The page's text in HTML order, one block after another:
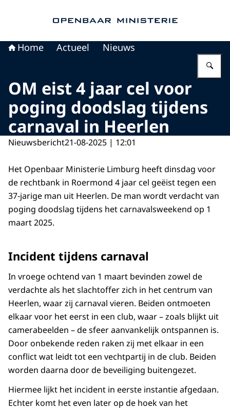
Home Actueel Nieuws
OM eist 4 jaar cel voor
poging doodslag tijdens
carnaval in Heerlen
Nieuwsbericht21-08-2025 | 12:01
Het Openbaar Ministerie Limburg heeft dinsdag voor
de rechtbank in Roermond 4 jaar cel geëist tegen een
37-jarige man uit Heerlen. De man wordt verdacht van
poging doodslag tijdens het carnavalsweekend op 1
maart 2025.
Incident tijdens carnaval
In vroege ochtend van 1 maart bevinden zowel de
verdachte als het slachtoffer zich in het centrum van
Heerlen, waar zij carnaval vieren. Beiden ontmoeten
elkaar voor het eerst in een club, waar – zoals blijkt uit
camerabeelden – de sfeer aanvankelijk ontspannen is.
Door onbekende reden raken zij met elkaar in een
conflict wat leidt tot een vechtpartij in de club. Beiden
worden daarna door de beveiliging buitengezet.
Hiermee lijkt het incident in eerste instantie afgedaan.
Echter komt het even later op de hoek van het